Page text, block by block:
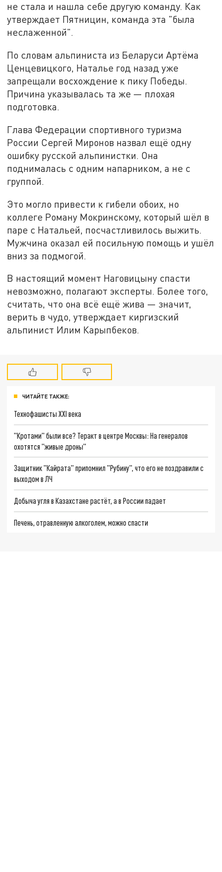
не стала и нашла себе другую команду. Как
утверждает Пятницин, команда эта "была
неслаженной".
По словам альпиниста из Беларуси Артёма
Ценцевицкого, Наталье год назад уже
запрещали восхождение к пику Победы.
Причина указывалась та же — плохая
подготовка.
Глава Федерации спортивного туризма
России Сергей Миронов назвал ещё одну
ошибку русской альпинистки. Она
поднималась с одним напарником, а не с
группой.
Это могло привести к гибели обоих, но
коллеге Роману Мокринскому, который шёл в
паре с Натальей, посчастливилось выжить.
Мужчина оказал ей посильную помощь и ушёл
вниз за подмогой.
В настоящий момент Наговицыну спасти
невозможно, полагают эксперты. Более того,
считать, что она всё ещё жива — значит,
верить в чудо, утверждает киргизский
альпинист Илим Карыпбеков.
ЧИТАЙТЕ ТАКЖЕ:
Технофашисты XXI века
"Кротами" были все? Теракт в центре Москвы: На генералов
охотятся "живые дроны"
Защитник "Кайрата" припомнил "Рубину", что его не поздравили с
выходом в ЛЧ
Добыча угля в Казахстане растёт, а в России падает
Печень, отравленную алкоголем, можно спасти